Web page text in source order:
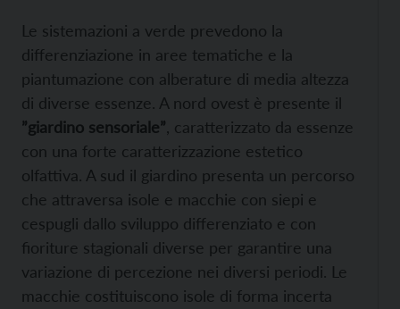
Le sistemazioni a verde prevedono la
differenziazione in aree tematiche e la
piantumazione con alberature di media altezza
di diverse essenze. A nord ovest è presente il
”giardino sensoriale” , caratterizzato da essenze
con una forte caratterizzazione estetico
olfattiva. A sud il giardino presenta un percorso
che attraversa isole e macchie con siepi e
cespugli dallo sviluppo differenziato e con
fioriture stagionali diverse per garantire una
variazione di percezione nei diversi periodi. Le
macchie costituiscono isole di forma incerta